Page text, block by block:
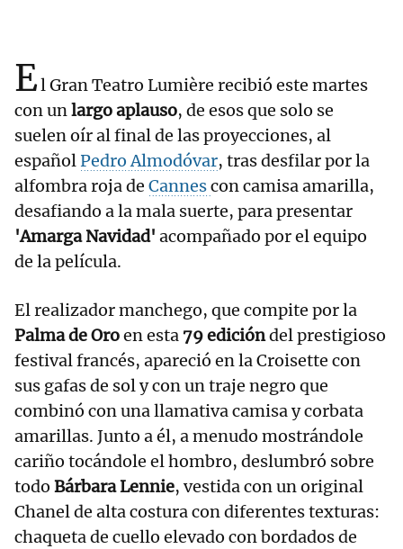
El Gran Teatro Lumière recibió este martes
con unlargo aplauso, de esos que solo se
suelen oír al final de las proyecciones, al
españolPedro Almodóvar, tras desfilar por la
alfombra roja de Cannescon camisa amarilla,
desafiando a la mala suerte, para presentar
'Amarga Navidad' acompañado por el equipo
de la película.
El realizador manchego, que compite por la
Palma de Oroen esta 79 edicióndel prestigioso
festival francés, apareció en la Croisette con
sus gafas de sol y con un traje negro que
combinó con una llamativa camisa y corbata
amarillas. Junto a él, a menudo mostrándole
cariño tocándole el hombro, deslumbró sobre
todo Bárbara Lennie, vestida con un original
Chanel de alta costura con diferentes texturas:
chaqueta de cuello elevado con bordados de